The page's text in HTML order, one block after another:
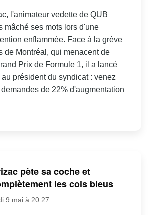
l'animateur vedette de QUB
mâché ses mots lors d'une
enflammée. Face à la grève
de Montréal, qui menacent de
Prix de Formule 1, il a lancé
président du syndicat : venez
de 22% d'augmentation
pète sa coche et
les cols bleus
9 mai à 20:27